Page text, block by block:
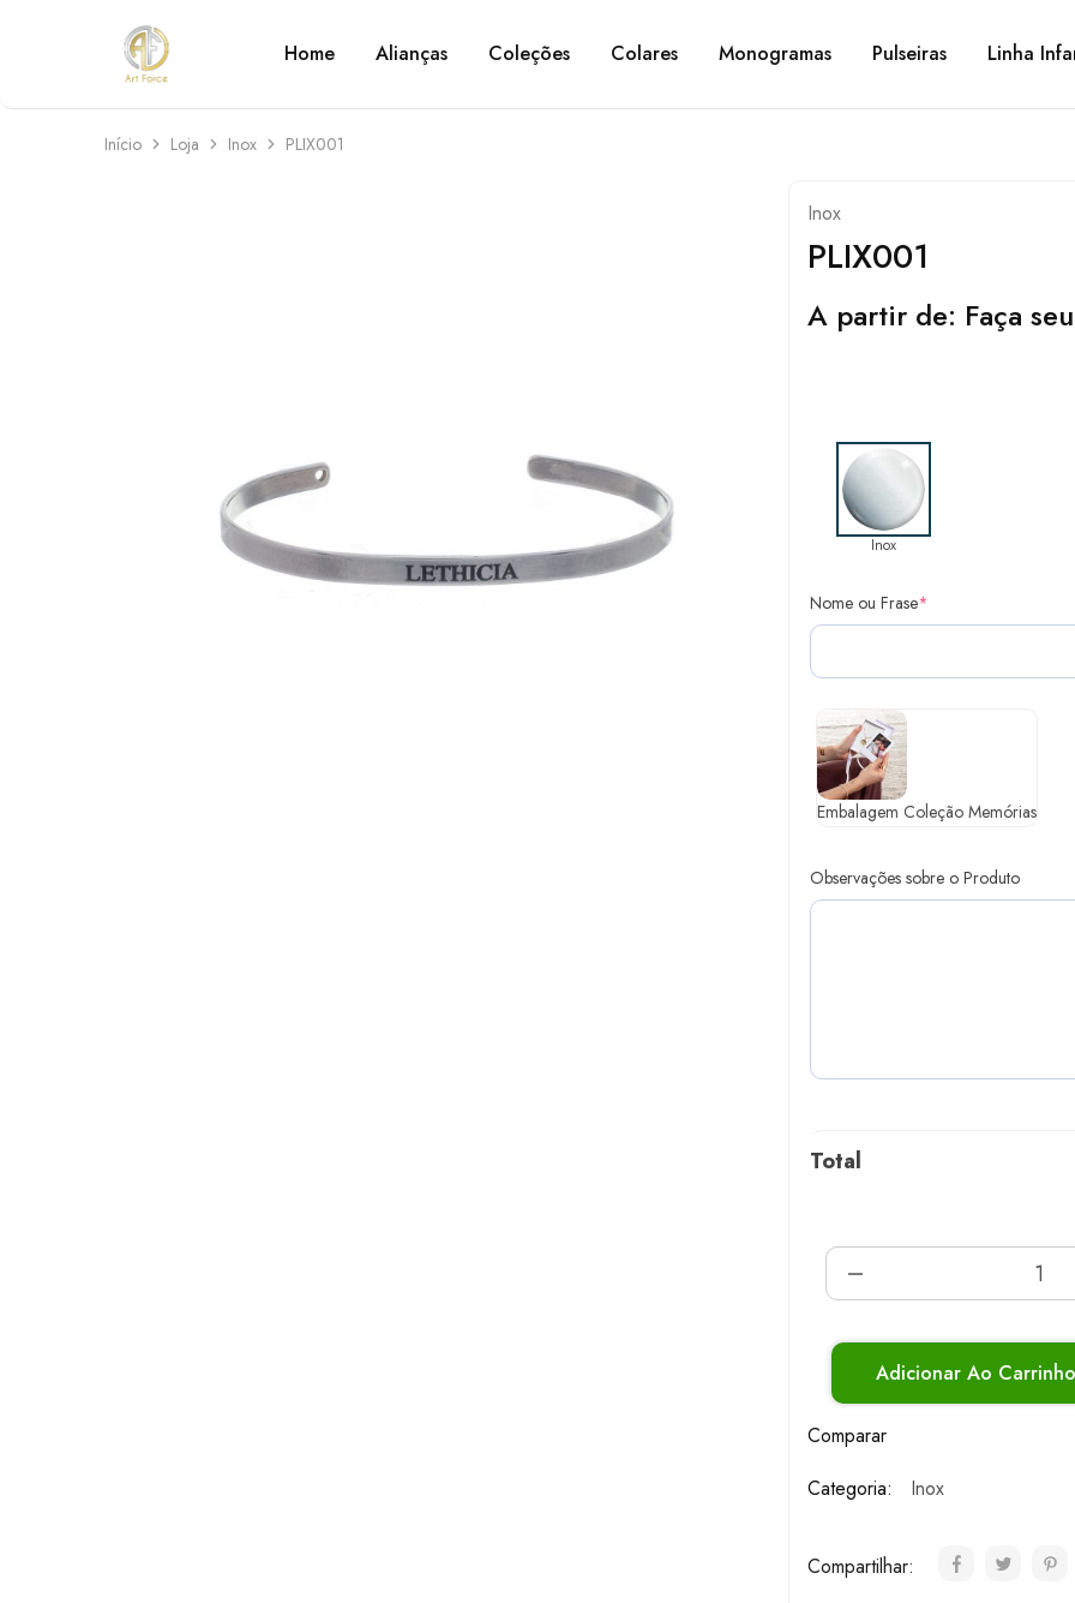
Art
Force
Semijoias
personalizadas
Home Alianças Coleções Colares Monogramas Pulseiras Linha
Início Loja Inox PLIX001
Inox
PLIX001
A partir de: Faça
Inox
Nome ou Frase*
Embalagem Coleção Memórias
Observações sobre o Produto
Total
Adicionar Ao
Comparar
Categoria:
Inox
Compartilhar: